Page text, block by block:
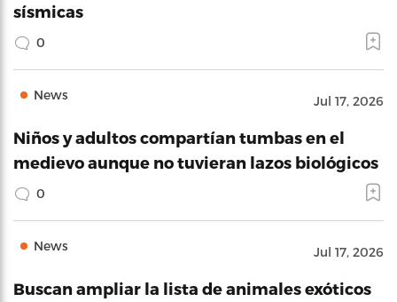
sísmicas
0
News Jul 17, 2026
Niños y adultos compartían tumbas en el
medievo aunque no tuvieran lazos biológicos
0
News Jul 17, 2026
Buscan ampliar la lista de animales exóticos